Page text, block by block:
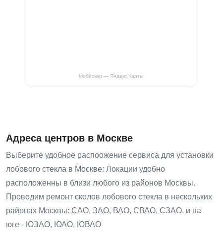
Мобискар — Яндекс.Карты
Адреса центров в Москве
Выберите удобное распоожение сервиса для установки
лобового стекла в Москве: Локации удобно
расположенны в близи любого из районов Москвы.
Проводим ремонт сколов лобового стекла в нескольких
районах Москвы: САО, ЗАО, ВАО, СВАО, СЗАО, и на
юге - ЮЗАО, ЮАО, ЮВАО